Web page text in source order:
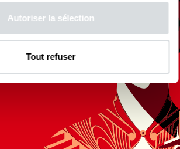
Autoriser la sélection
Tout refuser
YoutubeLinkedin